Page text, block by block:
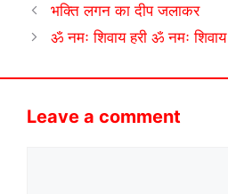
भक्ति लगन का दीप जलाकर
ॐ नमः शिवाय हरी ॐ नमः शिवाय
Leave a comment